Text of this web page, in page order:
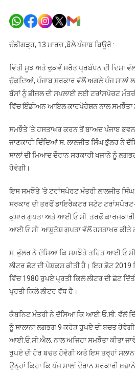
ਚੰਡੀਗੜ੍ਹ, 13 ਮਾਰਚ ,ਬੋਲੇ ਪੰਜਾਬ ਬਿਊਰੋ :
ਵਿੱਤੀ ਸੂਝ ਅਤੇ ਢੁਕਵੇਂ ਸਰੋਤ ਪ੍ਰਬੰਧਨ ਦੀ ਦਿਸ਼ਾ
ਚੁੱਕਦਿਆਂ, ਪੰਜਾਬ ਸਰਕਾਰ ਵੱਲੋਂ ਅਗਲੇ ਪੰਜ
ਬੱਸਾਂ ਨੂੰ ਡੀਜ਼ਲ ਦੀ ਸਪਲਾਈ ਲਈ ਟਰਾਂਸਪੋਰਟ
ਵਿੱਚ ਇੰਡੀਅਨ ਆਇਲ ਕਾਰਪੋਰੇਸ਼ਨ ਨਾਲ ਸਮਝੌਤਾ
ਸਮਝੌਤੇ ‘ਤੇ ਹਸਤਾਖਰ ਕਰਨ ਤੋਂ ਬਾਅਦ ਪੰਜਾਬ
ਜਾਣਕਾਰੀ ਦਿੰਦਿਆਂ ਸ. ਲਾਲਜੀਤ ਸਿੰਘ ਭੁੱਲਰ ਨੇ
ਸਾਲਾਂ ਦੀ ਮਿਆਦ ਦੌਰਾਨ ਸਰਕਾਰੀ ਖਜ਼ਾਨੇ ਨੂੰ
ਹੋਵੇਗੀ।
ਇਸ ਸਮਝੌਤੇ ‘ਤੇ ਟਰਾਂਸਪੋਰਟ ਮੰਤਰੀ ਲਾਲਜੀਤ ਸਿੰਘ
ਸਰਕਾਰ ਦੀ ਤਰਫੋਂ ਡਾਇਰੈਕਟਰ ਸਟੇਟ
ਕੁਮਾਰ ਗੁਪਤਾ ਅਤੇ ਆਈ.ਓ.ਸੀ. ਤਰਫੋਂ
ਆਈ.ਓ.ਸੀ. ਆਸ਼ੂਤੋਸ਼ ਗੁਪਤਾ ਵੱਲੋਂ ਹਸਤਾਖਰ ਕੀਤੇ
ਸ. ਭੁੱਲਰ ਨੇ ਦੱਸਿਆ ਕਿ ਸਮਝੌਤੇ ਤਹਿਤ
ਲੀਟਰ ਛੋਟ ਦੀ ਪੇਸ਼ਕਸ਼ ਕੀਤੀ ਹੈ। ਇਹ ਛੋਟ 2019
ਵਿੱਚ 1980 ਰੁਪਏ ਪ੍ਰਤੀ ਕਿਲੋ ਲੀਟਰ ਦੀ ਛੋਟ
ਪ੍ਰਤੀ ਕਿਲੋ ਲੀਟਰ ਵੱਧ ਹੈ।
ਕੈਬਨਿਟ ਮੰਤਰੀ ਨੇ ਦੱਸਿਆ ਕਿ ਆਈ.ਓ.ਸੀ. ਵੱਲੋਂ
ਨੂੰ ਸਾਲਾਨਾ ਲਗਭਗ 9 ਕਰੋੜ ਰੁਪਏ ਦੀ ਬਚਤ
ਆਈ.ਓ.ਸੀ.ਐਲ. ਨਾਲ ਅਜਿਹਾ ਸਮਝੌਤਾ ਕੀਤਾ
ਰੁਪਏ ਦੀ ਹੋਰ ਬਚਤ ਹੋਵੇਗੀ ਅਤੇ ਇਸ ਤਰ੍ਹਾਂ
ਉਨ੍ਹਾਂ ਕਿਹਾ ਕਿ ਪੰਜ ਸਾਲਾਂ ਦੌਰਾਨ ਸਰਕਾਰੀ